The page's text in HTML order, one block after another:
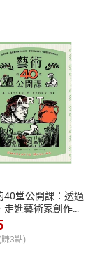
品為電子書，
並於「我的訂單
辦理退款事宜。
法以單支商品取
登入帳號
Login
Step2.登入
40堂公開課：透過
走進藝術家創作現
藝術如何誕生、如
人類生活【電子
(賺3點)